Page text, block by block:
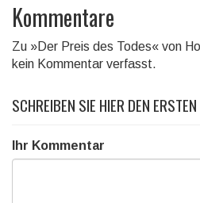
Kommentare
Zu »Der Preis des Todes« von
kein Kommentar verfasst.
SCHREIBEN SIE HIER DEN
Ihr Kommentar